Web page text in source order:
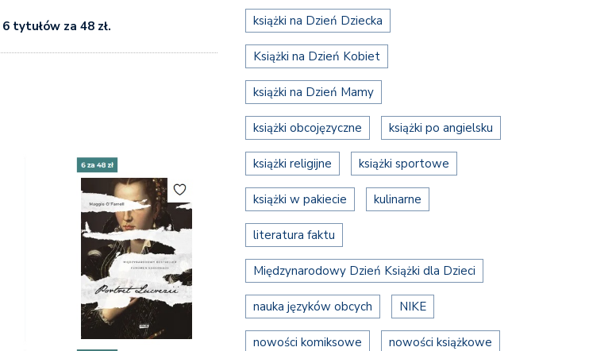
6 tytułów za 48 zł. książki na Dzień Dziecka
Książki na Dzień Kobiet
książki na Dzień Mamy
książki obcojęzyczne książki po angielsku
książki religijne książki sportowe
książki w pakiecie kulinarne
literatura faktu
Międzynarodowy Dzień Książki dla Dzieci
nauka języków obcych NIKE
nowości komiksowe nowości książkowe